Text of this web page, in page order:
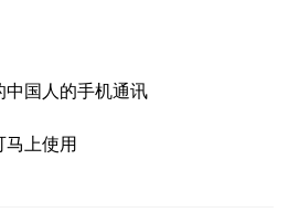
国人的手机通讯
马上使用